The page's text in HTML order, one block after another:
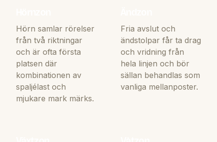
Hörn samlar rörelser
från två riktningar
och är ofta första
platsen där
kombinationen av
spaljélast och
mjukare mark märks.
Fria avslut och
ändstolpar får ta drag
och vridning från
hela linjen och bör
sällan behandlas som
vanliga mellanposter.